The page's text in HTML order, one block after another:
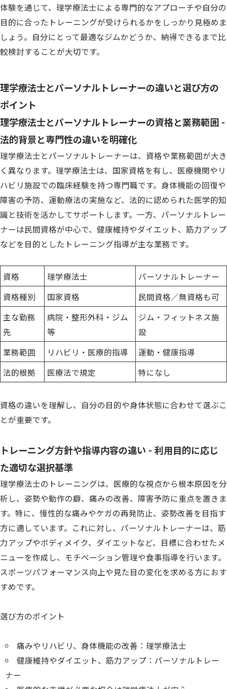
体験を通じて、理学療法士による専門的なアプローチや自分の
目的に合ったトレーニングが受けられるかをしっかり見極めま
しょう。自分にとって最適なジムかどうか、納得できるまで比
較検討することが大切です。
理学療法士とパーソナルトレーナーの違いと選び方の
ポイント
理学療法士とパーソナルトレーナーの資格と業務範囲 -
法的背景と専門性の違いを明確化
理学療法士とパーソナルトレーナーは、資格や業務範囲が大き
く異なります。理学療法士は、国家資格を有し、医療機関やリ
ハビリ施設での臨床経験を持つ専門職です。身体機能の回復や
障害の予防、運動療法の実施など、法的に認められた医学的知
識と技術を活かしてサポートします。一方、パーソナルトレー
ナーは民間資格が中心で、健康維持やダイエット、筋力アップ
などを目的としたトレーニング指導が主な業務です。
資格 理学療法士
パーソナルトレーナー
資格種別
国家資格
民間資格／無資格も可
主な勤務
先
病院・整形外科・ジム
等
ジム・フィットネス施
設
業務範囲
リハビリ・医療的指導
運動・健康指導
法的根拠
医療法で規定 特になし
資格の違いを理解し、自分の目的や身体状態に合わせて選ぶこ
とが重要です。
トレーニング方針や指導内容の違い - 利用目的に応じ
た適切な選択基準
理学療法士のトレーニングは、医療的な視点から根本原因を分
析し、姿勢や動作の癖、痛みの改善、障害予防に重点を置きま
す。特に、慢性的な痛みやケガの再発防止、姿勢改善を目指す
方に適しています。これに対し、パーソナルトレーナーは、筋
力アップやボディメイク、ダイエットなど、目標に合わせたメ
ニューを作成し、モチベーション管理や食事指導を行います。
スポーツパフォーマンス向上や見た目の変化を求める方におす
すめです。
選び方のポイント
痛みやリハビリ、身体機能の改善：理学療法士
健康維持やダイエット、筋力アップ：パーソナルトレー
ナー